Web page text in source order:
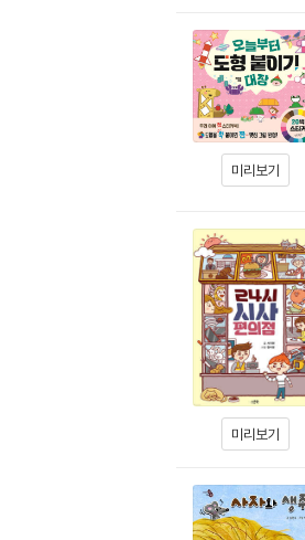
미리보기
미리보기